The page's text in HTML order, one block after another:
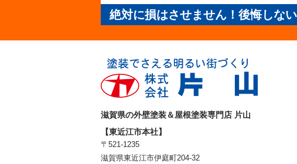
絶対に損はさせません！後悔しな
滋賀県の外壁塗装＆屋根塗装専門店 片山
【東近江市本社】
〒521-1235
滋賀県東近江市伊庭町204-32